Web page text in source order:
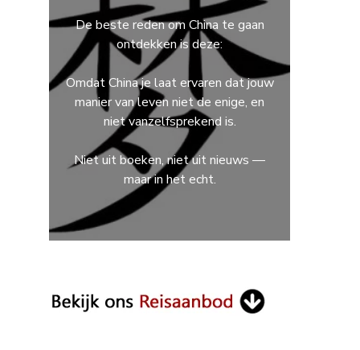
De beste reden om China te gaan
ontdekken is deze:
Omdat China je laat ervaren dat jouw
manier van leven niet de enige, en
niet vanzelfsprekend is.
Niet uit boeken, niet uit nieuws —
maar in het echt.